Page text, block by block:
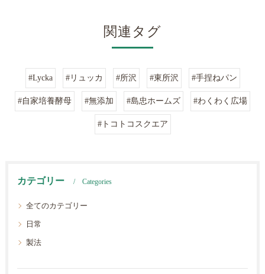
関連タグ
#Lycka #リュッカ #所沢 #東所沢 #手捏ねパン
#自家培養酵母 #無添加 #島忠ホームズ #わくわく広場
#トコトコスクエア
カテゴリー Categories
全てのカテゴリー
日常
製法